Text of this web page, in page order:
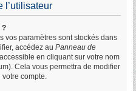
l’utilisateur
?
vos paramètres sont stockés dans
accédez au Panneau de
en cliquant sur votre nom
Cela vous permettra de modifier
compte.